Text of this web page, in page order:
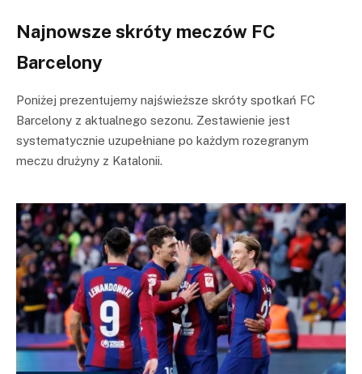
Najnowsze skróty meczów FC
Barcelony
Poniżej prezentujemy najświeższe skróty spotkań FC
Barcelony z aktualnego sezonu. Zestawienie jest
systematycznie uzupełniane po każdym rozegranym
meczu drużyny z Katalonii.